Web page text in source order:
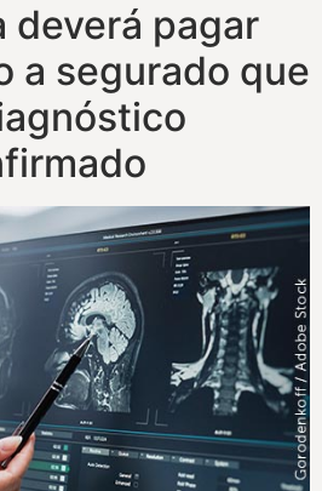
deverá pagar
a segurado que